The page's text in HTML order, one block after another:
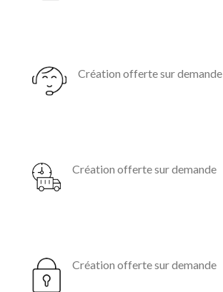
Création offerte sur demande
Création offerte sur demande
Création offerte sur demande